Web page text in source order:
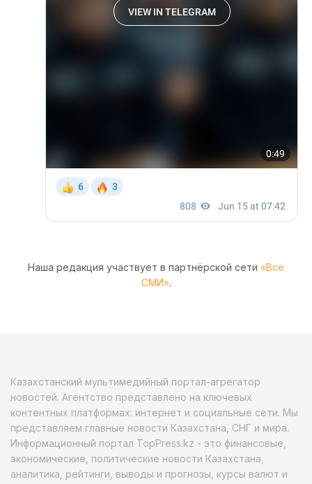
Наша редакция участвует в партнёрской сети «Все
СМИ».
Казахстанский мультимедийный портал-агрегатор
новостей. Агентство представлено на ключевых
контентных платформах: интернет и социальные сети. Мы
представляем главные новости Казахстана, СНГ и мира.
Информационный портал TopPress.kz - это финансовые,
экономические, политические новости Казахстана,
аналитика, рейтинги, выводы и прогнозы, курсы валют и